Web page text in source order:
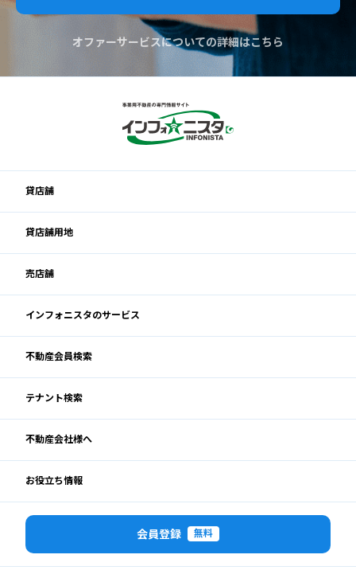
閉じる
オファーサービスについての詳細はこちら
貸店舗
貸店舗用地
売店舗
インフォニスタのサービス
不動産会員検索
テナント検索
不動産会社様へ
お役立ち情報
会員登録 無料